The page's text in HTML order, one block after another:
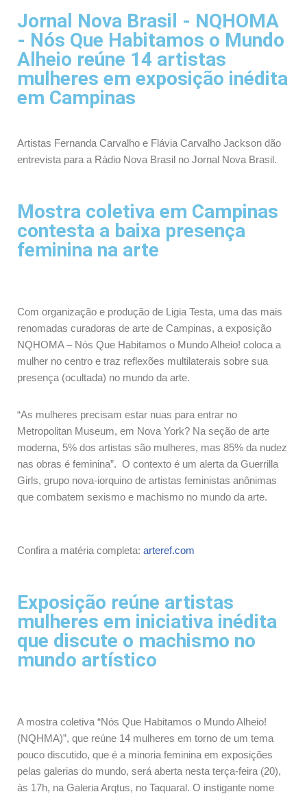
Jornal Nova Brasil - NQHOMA
- Nós Que Habitamos o Mundo
Alheio reúne 14 artistas
mulheres em exposição inédita
em Campinas
Artistas Fernanda Carvalho e Flávia Carvalho Jackson dão
entrevista para a Rádio Nova Brasil no Jornal Nova Brasil.
Mostra coletiva em Campinas
contesta a baixa presença
feminina na arte
Com organização e produção de Ligia Testa, uma das mais
renomadas curadoras de arte de Campinas, a exposição
NQHOMA – Nós Que Habitamos o Mundo Alheio! coloca a
mulher no centro e traz reflexões multilaterais sobre sua
presença (ocultada) no mundo da arte.
“As mulheres precisam estar nuas para entrar no
Metropolitan Museum, em Nova York? Na seção de arte
moderna, 5% dos artistas são mulheres, mas 85% da nudez
nas obras é feminina”. O contexto é um alerta da Guerrilla
Girls, grupo nova-iorquino de artistas feministas anônimas
que combatem sexismo e machismo no mundo da arte.
Confira a matéria completa: arteref.com
Exposição reúne artistas
mulheres em iniciativa inédita
que discute o machismo no
mundo artístico
A mostra coletiva “Nós Que Habitamos o Mundo Alheio!
(NQHMA)”, que reúne 14 mulheres em torno de um tema
pouco discutido, que é a minoria feminina em exposições
pelas galerias do mundo, será aberta nesta terça-feira (20),
às 17h, na Galeria Arqtus, no Taquaral. O instigante nome